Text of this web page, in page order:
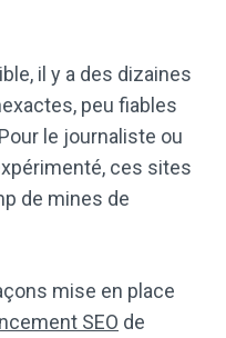
il y a des dizaines
peu fiables
le journaliste ou
ces sites
de mines de
mise en place
SEO de